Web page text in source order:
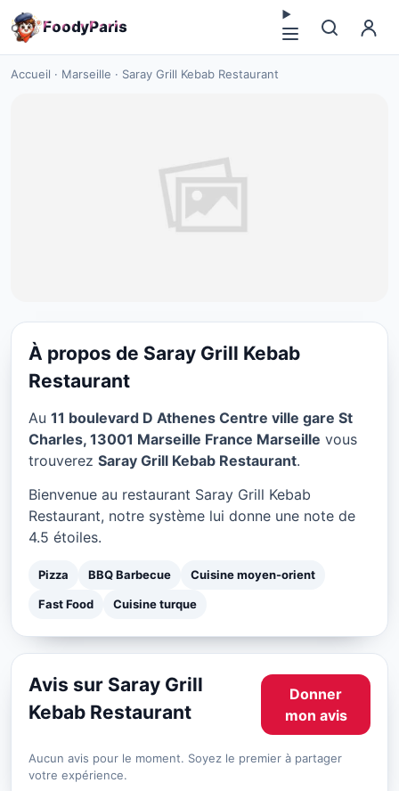
FoodyParis
Accueil · Marseille · Saray Grill Kebab Restaurant
PIZZA
Restaurant à Marseille
★ 4.5/5
À propos de Saray Grill Kebab
Restaurant
Au 11 boulevard D Athenes Centre ville gare St
Charles, 13001 Marseille France Marseille vous
trouverez Saray Grill Kebab Restaurant.
Bienvenue au restaurant Saray Grill Kebab
Restaurant, notre système lui donne une note de
4.5 étoiles.
Pizza BBQ Barbecue Cuisine moyen-orient
Fast Food Cuisine turque
Avis sur Saray Grill
Kebab Restaurant
Donner
mon avis
Aucun avis pour le moment. Soyez le premier à partager
votre expérience.